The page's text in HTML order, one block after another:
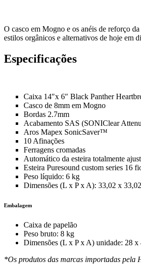
O casco em Mogno e os anéis de reforço
estilos orgânicos e alternativos de hoje em
Especificações
Caixa 14″x 6″ Black Panther
Casco de 8mm em Mogno
Bordas 2.7mm
Acabamento SAS (SONIClear
Aros Mapex SonicSaver™
10 Afinações
Ferragens cromadas
Automático da esteira totalmente
Esteira Puresound custom series 16
Peso líquido: 6 kg
Dimensões (L x P x A): 33,02 x
Embalagem
Caixa de papelão
Peso bruto: 8 kg
Dimensões (L x P x A) unidade: 28 x
*Os produtos das marcas importadas pela